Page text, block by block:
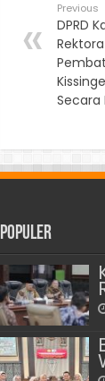
Previous
DPRD
Secara
Populer